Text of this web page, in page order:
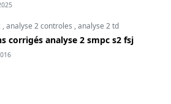
,analyse 2 controles ,analyse 2 td
corrigés analyse 2 smpc s2 fsj